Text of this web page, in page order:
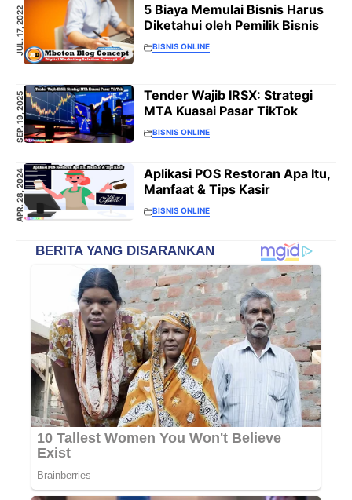
JUL. 17, 2022
5 Biaya Memulai Bisnis Harus
Diketahui oleh Pemilik Bisnis
BISNIS ONLINE
SEP. 19, 2025
Tender Wajib IRSX: Strategi
MTA Kuasai Pasar TikTok
BISNIS ONLINE
APR. 28, 2024
Aplikasi POS Restoran Apa Itu,
Manfaat & Tips Kasir
BISNIS ONLINE